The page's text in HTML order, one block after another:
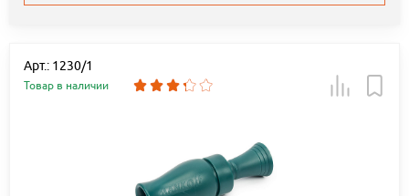
Арт.: 1230/1
Товар в наличии